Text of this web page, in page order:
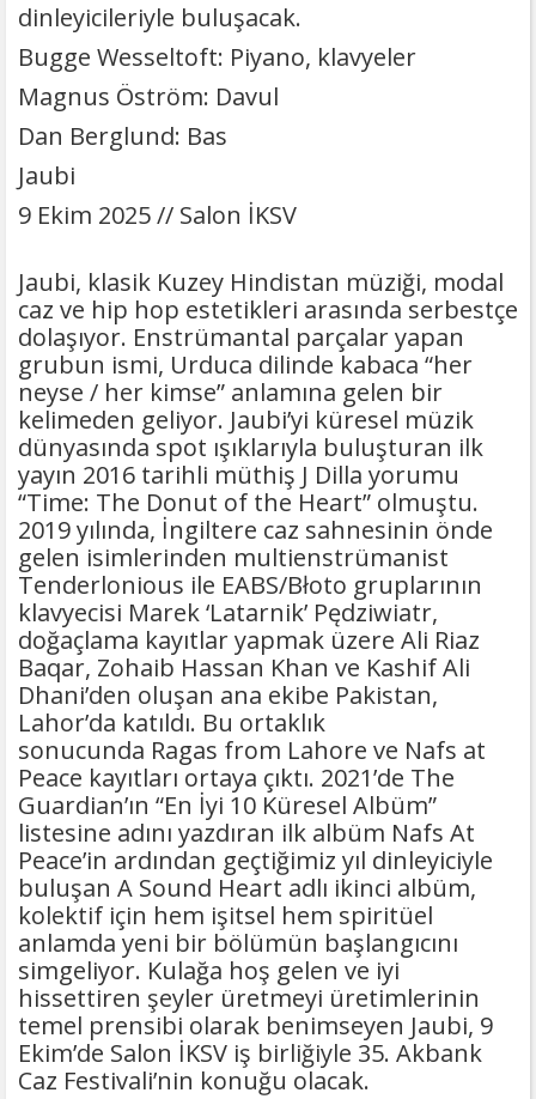
dinleyicileriyle buluşacak.
Bugge Wesseltoft: Piyano, klavyeler
Magnus Öström: Davul
Dan Berglund: Bas
Jaubi
9 Ekim 2025 // Salon İKSV
Jaubi, klasik Kuzey Hindistan müziği, modal
caz ve hip hop estetikleri arasında serbestçe
dolaşıyor. Enstrümantal parçalar yapan
grubun ismi, Urduca dilinde kabaca “her
neyse / her kimse” anlamına gelen bir
kelimeden geliyor. Jaubi’yi küresel müzik
dünyasında spot ışıklarıyla buluşturan ilk
yayın 2016 tarihli müthiş J Dilla yorumu
“Time: The Donut of the Heart” olmuştu.
2019 yılında, İngiltere caz sahnesinin önde
gelen isimlerinden multienstrümanist
Tenderlonious ile EABS/Błoto gruplarının
klavyecisi Marek ‘Latarnik’ Pędziwiatr,
doğaçlama kayıtlar yapmak üzere Ali Riaz
Baqar, Zohaib Hassan Khan ve Kashif Ali
Dhani’den oluşan ana ekibe Pakistan,
Lahor’da katıldı. Bu ortaklık
sonucunda Ragas from Lahore ve Nafs at
Peace kayıtları ortaya çıktı. 2021’de The
Guardian’ın “En İyi 10 Küresel Albüm”
listesine adını yazdıran ilk albüm Nafs At
Peace’in ardından geçtiğimiz yıl dinleyiciyle
buluşan A Sound Heart adlı ikinci albüm,
kolektif için hem işitsel hem spiritüel
anlamda yeni bir bölümün başlangıcını
simgeliyor. Kulağa hoş gelen ve iyi
hissettiren şeyler üretmeyi üretimlerinin
temel prensibi olarak benimseyen Jaubi, 9
Ekim’de Salon İKSV iş birliğiyle 35. Akbank
Caz Festivali’nin konuğu olacak.